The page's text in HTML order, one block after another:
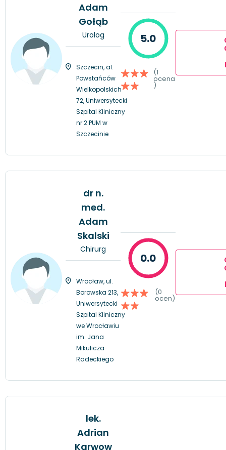
Adam
Gołąb
Urolog
Szczecin, al.
Powstańców
Wielkopolskich
72, Uniwersytecki
Szpital Kliniczny
nr 2 PUM w
Szczecinie
5.0
(1
ocena
)
dr n.
med.
Adam
Skalski
Chirurg
Wrocław, ul.
Borowska 213,
Uniwersytecki
Szpital Kliniczny
we Wrocławiu
im. Jana
Mikulicza-
Radeckiego
0.0
(0
ocen)
lek.
Adrian
Karwow